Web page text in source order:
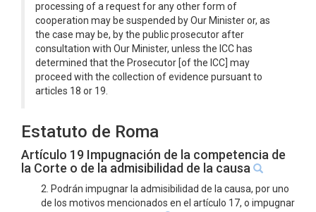
processing of a request for any other form of
cooperation may be suspended by Our Minister or, as
the case may be, by the public prosecutor after
consultation with Our Minister, unless the ICC has
determined that the Prosecutor [of the ICC] may
proceed with the collection of evidence pursuant to
articles 18 or 19.
Estatuto de Roma
Artículo 19 Impugnación de la competencia de
la Corte o de la admisibilidad de la causa
2. Podrán impugnar la admisibilidad de la causa, por uno
de los motivos mencionados en el artículo 17, o impugnar